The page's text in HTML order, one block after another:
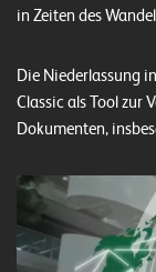
in Zeiten des
Die Niederlassung
Classic als Tool zur
Dokumenten,